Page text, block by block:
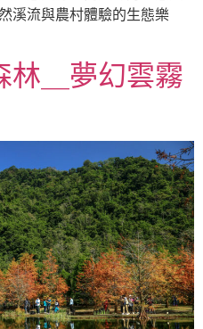
溪流與農村體驗的生態樂
林＿夢幻雲霧